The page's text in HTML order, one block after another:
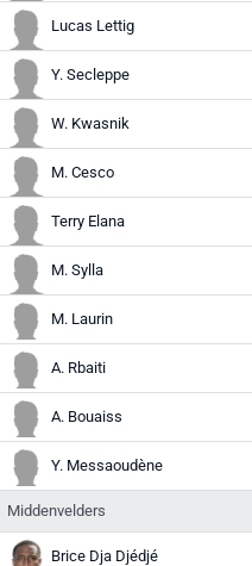
Lucas Lettig
Y. Secleppe
W. Kwasnik
M. Cesco
Terry Elana
M. Sylla
M. Laurin
A. Rbaiti
A. Bouaiss
Y. Messaoudène
Middenvelders
Brice Dja Djédjé